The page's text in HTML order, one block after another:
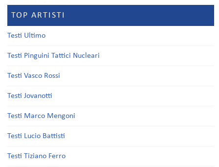
TOP ARTISTI
Testi Ultimo
Testi Pinguini Tattici Nucleari
Testi Vasco Rossi
Testi Jovanotti
Testi Marco Mengoni
Testi Lucio Battisti
Testi Tiziano Ferro